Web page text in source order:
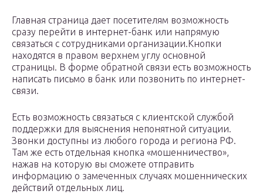
Главная страница дает посетителям возможность
сразу перейти в интернет-банк или напрямую
связаться с сотрудниками организации.Кнопки
находятся в правом верхнем углу основной
страницы. В форме обратной связи есть возможность
написать письмо в банк или позвонить по интернет-
связи.
Есть возможность связаться с клиентской службой
поддержки для выяснения непонятной ситуации.
Звонки доступны из любого города и региона РФ.
Там же есть отдельная кнопка «мошенничество»,
нажав на которую вы сможете отправить
информацию о замеченных случаях мошеннических
действий отдельных лиц.